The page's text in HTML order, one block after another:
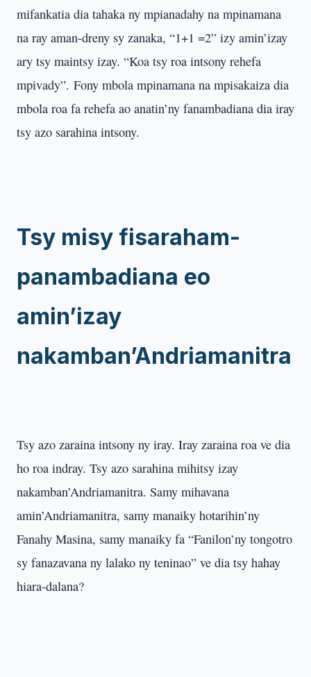
mifankatia dia tahaka ny mpianadahy na mpinamana
na ray aman-dreny sy zanaka, “1+1 =2” izy amin’izay
ary tsy maintsy izay. “Koa tsy roa intsony rehefa
mpivady”. Fony mbola mpinamana na mpisakaiza dia
mbola roa fa rehefa ao anatin’ny fanambadiana dia iray
tsy azo sarahina intsony.
Tsy misy fisaraham-
panambadiana eo
amin’izay
nakamban’Andriamanitra
Tsy azo zaraina intsony ny iray. Iray zaraina roa ve dia
ho roa indray. Tsy azo sarahina mihitsy izay
nakamban’Andriamanitra. Samy mihavana
amin’Andriamanitra, samy manaiky hotarihin’ny
Fanahy Masina, samy manaiky fa “Fanilon’ny tongotro
sy fanazavana ny lalako ny teninao” ve dia tsy hahay
hiara-dalana?